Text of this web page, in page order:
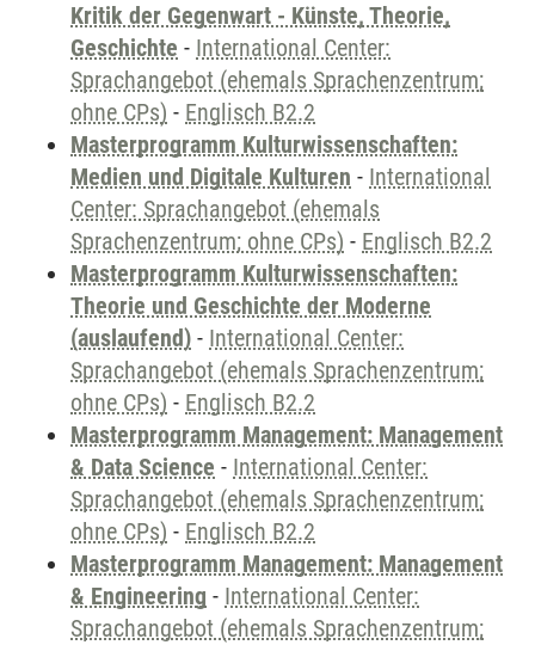
Kritik der Gegenwart - Künste, Theorie,
Geschichte - International Center:
Sprachangebot (ehemals Sprachenzentrum;
ohne CPs) - Englisch B2.2
Masterprogramm Kulturwissenschaften:
Medien und Digitale Kulturen - International
Center: Sprachangebot (ehemals
Sprachenzentrum; ohne CPs) - Englisch B2.2
Masterprogramm Kulturwissenschaften:
Theorie und Geschichte der Moderne
(auslaufend) - International Center:
Sprachangebot (ehemals Sprachenzentrum;
ohne CPs) - Englisch B2.2
Masterprogramm Management: Management
& Data Science - International Center:
Sprachangebot (ehemals Sprachenzentrum;
ohne CPs) - Englisch B2.2
Masterprogramm Management: Management
& Engineering - International Center:
Sprachangebot (ehemals Sprachenzentrum;